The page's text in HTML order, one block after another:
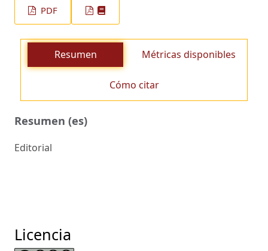
PDF
Resumen Métricas disponibles
Cómo citar
Resumen (es)
Editorial
Licencia